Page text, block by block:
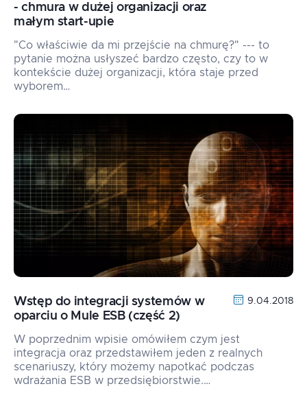
- chmura w dużej organizacji oraz
małym start-upie
"Co właściwie da mi przejście na chmurę?" --- to
pytanie można usłyszeć bardzo często, czy to w
kontekście dużej organizacji, która staje przed
wyborem…
Wstęp do integracji systemów w
oparciu o Mule ESB (część 2)
9.04.2018
W poprzednim wpisie omówiłem czym jest
integracja oraz przedstawiłem jeden z realnych
scenariuszy, który możemy napotkać podczas
wdrażania ESB w przedsiębiorstwie.…